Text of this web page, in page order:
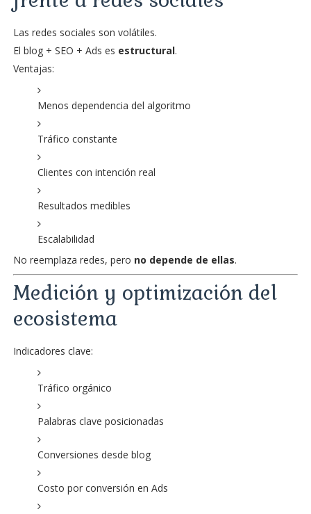
Las redes sociales son volátiles.
El blog + SEO + Ads es estructural.
Ventajas:
Menos dependencia del algoritmo
Tráfico constante
Clientes con intención real
Resultados medibles
Escalabilidad
No reemplaza redes, pero no depende de ellas.
Medición y optimización del
ecosistema
Indicadores clave:
Tráfico orgánico
Palabras clave posicionadas
Conversiones desde blog
Costo por conversión en Ads